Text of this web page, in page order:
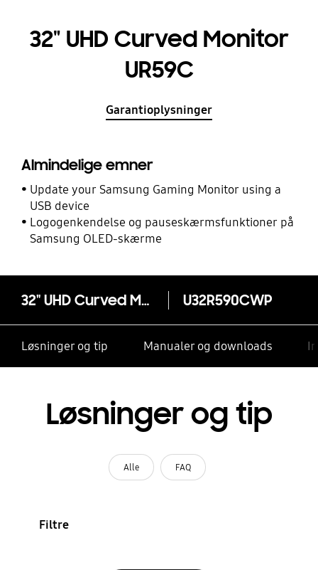
32" UHD Curved Monitor
UR59C
Garantioplysninger
Almindelige emner
Update your Samsung Gaming Monitor using a
USB device
Logogenkendelse og pauseskærmsfunktioner på
Samsung OLED-skærme
32" UHD Curved Monitor UR59C U32R590CWP
Løsninger og tip Manualer og downloads
Løsninger og tip
Alle FAQ
Filtre